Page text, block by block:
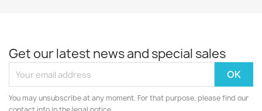
Get our latest news and special sales
You may unsubscribe at any moment. For that purpose, please find our